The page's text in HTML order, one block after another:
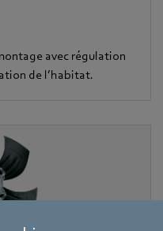
avec régulation
de l’habitat.